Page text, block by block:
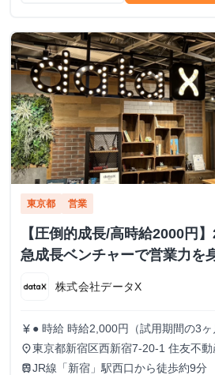
東京都 営業
【圧倒的成長/高時給2000円
急成長ベンチャーで営業力を
株式会社データX
currency_yen ● 時給 時給2,000円（試用期間の3ヶ
※出勤日数に応じたボーナスもあり！！ ● 勤務
～18:30 ※月曜のみ10:30～19:30 ※
place 東京都新宿区西
trainJR線「新宿」駅西口から徒歩約9分